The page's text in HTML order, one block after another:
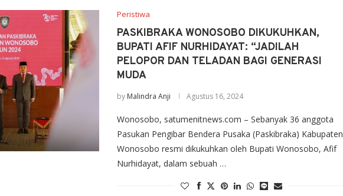
Peristiwa
PASKIBRAKA WONOSOBO DIKUKUHKAN,
BUPATI AFIF NURHIDAYAT: “JADILAH
PELOPOR DAN TELADAN BAGI GENERASI
MUDA
by Malindra Anji Agustus 16, 2024
Wonosobo, satumenitnews.com – Sebanyak 36 anggota
Pasukan Pengibar Bendera Pusaka (Paskibraka) Kabupaten
Wonosobo resmi dikukuhkan oleh Bupati Wonosobo, Afif
Nurhidayat, dalam sebuah …